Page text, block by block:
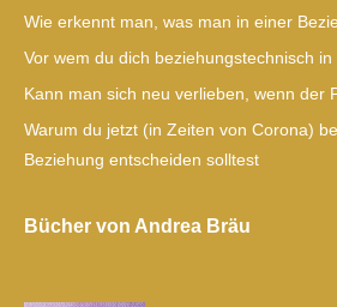
Wie erkennt man, was man in einer
Vor wem du dich beziehungstechnisch
Kann man sich neu verlieben, wenn der
Warum du jetzt (in Zeiten von Corona)
Beziehung entscheiden solltest
Bücher von Andrea Bräu